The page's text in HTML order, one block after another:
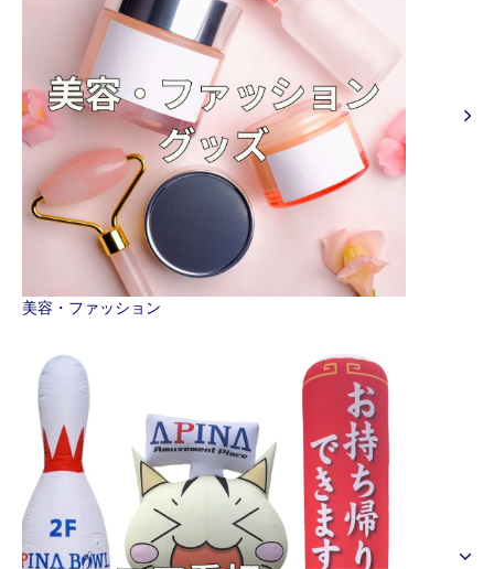
美容・ファッション